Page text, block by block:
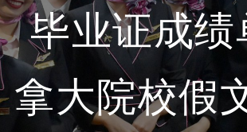
毕业证成
拿大院校假